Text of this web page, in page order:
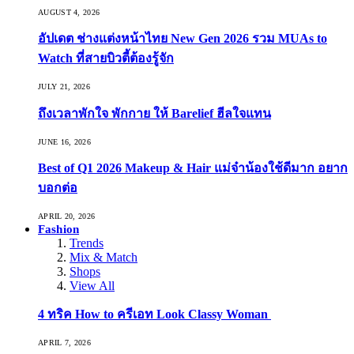
AUGUST 4, 2026
อัปเดต ช่างแต่งหน้าไทย New Gen 2026 รวม MUAs to
Watch ที่สายบิวตี้ต้องรู้จัก
JULY 21, 2026
ถึงเวลาพักใจ พักกาย ให้ Barelief ฮีลใจแทน
JUNE 16, 2026
Best of Q1 2026 Makeup & Hair แม่จ๋าน้องใช้ดีมาก อยาก
บอกต่อ
APRIL 20, 2026
Fashion
Trends
Mix & Match
Shops
View All
4 ทริค How to ครีเอท Look Classy Woman
APRIL 7, 2026